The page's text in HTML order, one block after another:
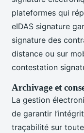
plateformes qui
eIDAS signature
signature des
distance ou sur
contestation
Archivage et
La gestion
de garantir
traçabilité sur